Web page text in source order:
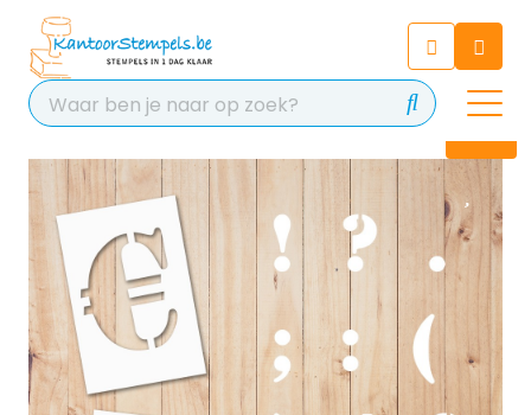
Chat 24/7 met onze chatbot
voor hulp
Contact